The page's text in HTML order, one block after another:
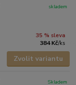
35 % sleva
384 Kč/ks
skladem
Zvolit variantu
Skladem